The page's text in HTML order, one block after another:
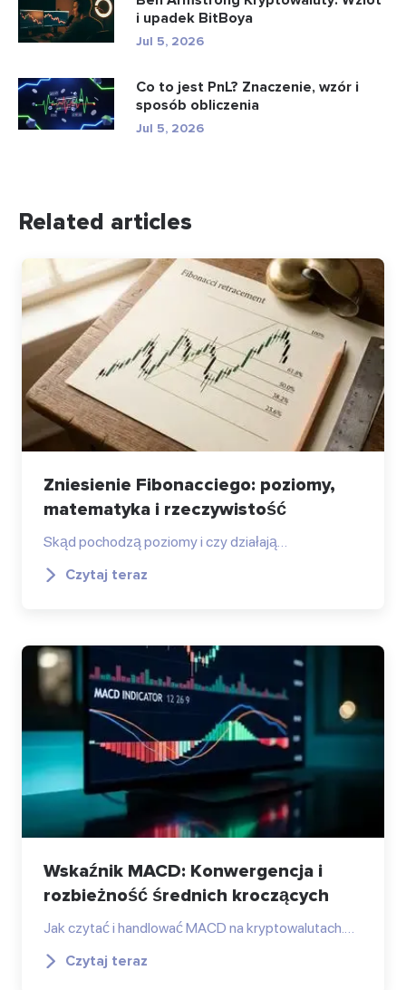
i upadek BitBoya
Jul 5, 2026
Co to jest PnL? Znaczenie, wzór i
sposób obliczenia
Jul 5, 2026
Related articles
Zniesienie Fibonacciego: poziomy,
matematyka i rzeczywistość
Skąd pochodzą poziomy i czy działają…
Czytaj teraz
Wskaźnik MACD: Konwergencja i
rozbieżność średnich kroczących
Jak czytać i handlować MACD na kryptowalutach.…
Czytaj teraz